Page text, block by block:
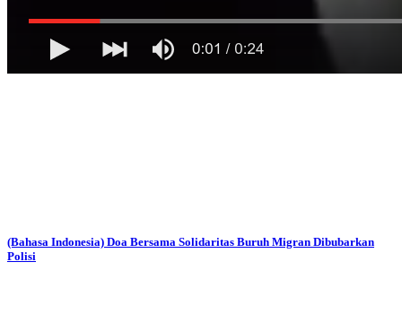
(Bahasa Indonesia) Doa Bersama Solidaritas Buruh Migran Dibubarkan
Polisi